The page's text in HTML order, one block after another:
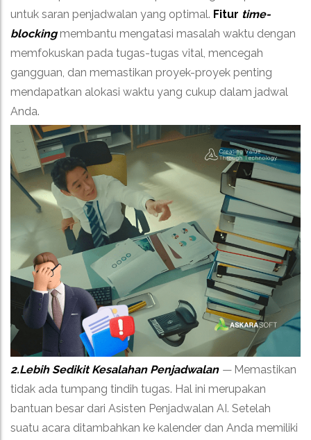
untuk saran penjadwalan yang optimal. Fitur time-
blockingmembantu mengatasi masalah waktu dengan
memfokuskan pada tugas-tugas vital, mencegah
gangguan, dan memastikan proyek-proyek penting
mendapatkan alokasi waktu yang cukup dalam jadwal
Anda.
2.Lebih Sedikit Kesalahan Penjadwalan— Memastikan
tidak ada tumpang tindih tugas. Hal ini merupakan
bantuan besar dari Asisten Penjadwalan AI. Setelah
suatu acara ditambahkan ke kalender dan Anda memiliki